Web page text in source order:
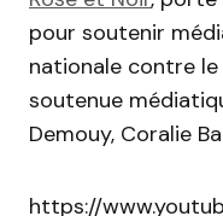
pour soutenir
nationale contre le
soutenue
Demouy, Coralie
https://